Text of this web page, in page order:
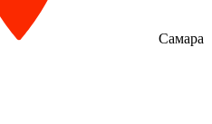
Самара